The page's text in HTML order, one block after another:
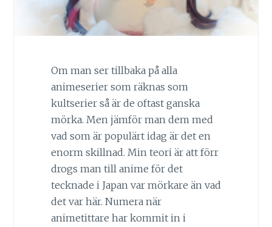
Om man ser tillbaka på alla
animeserier som räknas som
kultserier så är de oftast ganska
mörka. Men jämför man dem med
vad som är populärt idag är det en
enorm skillnad. Min teori är att förr
drogs man till anime för det
tecknade i Japan var mörkare än vad
det var här. Numera när
animetittare har kommit in i